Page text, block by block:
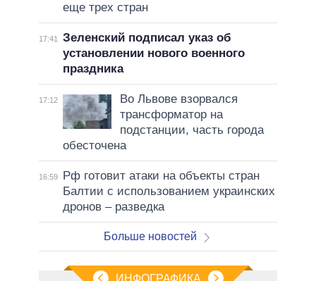
еще трех стран
17:41
Зеленский подписал указ об
установлении нового военного
праздника
17:12
Во Львове взорвался
трансформатор на
подстанции, часть города
обесточена
16:59
Рф готовит атаки на объекты стран
Балтии с использованием украинских
дронов – разведка
Больше новостей